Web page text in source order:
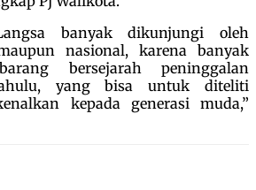
banyak dikunjungi oleh
nasional, karena banyak
bersejarah peninggalan
yang bisa untuk diteliti
kepada generasi muda,”